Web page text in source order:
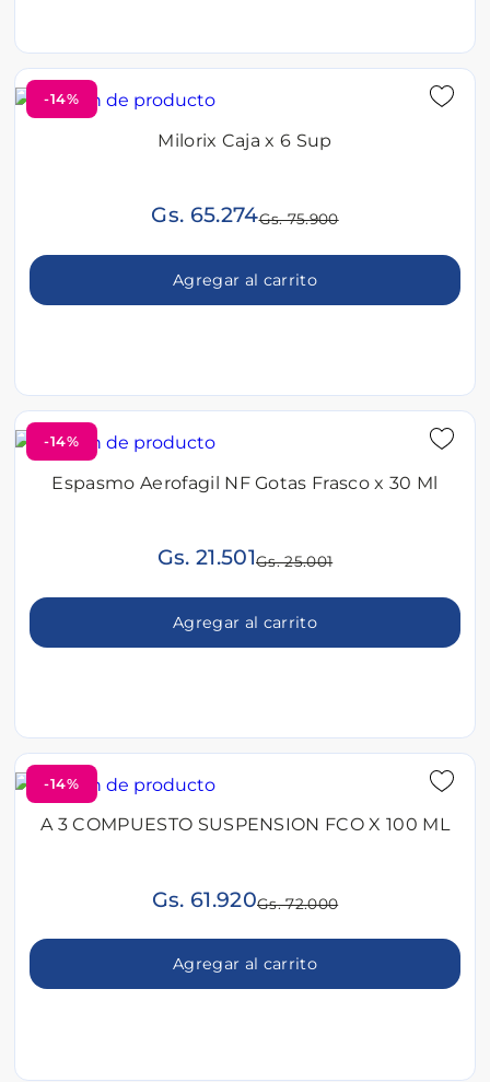
-14%
Milorix Caja x 6 Sup
Gs. 65.274Gs. 75.900
Agregar al carrito
-14%
Espasmo Aerofagil NF Gotas Frasco x 30 Ml
Gs. 21.501Gs. 25.001
Agregar al carrito
-14%
A 3 COMPUESTO SUSPENSION FCO X 100 ML
Gs. 61.920Gs. 72.000
Agregar al carrito